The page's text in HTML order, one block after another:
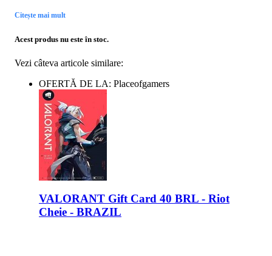
Citește mai mult
Acest produs nu este în stoc.
Vezi câteva articole similare:
OFERTĂ DE LA: Placeofgamers
VALORANT Gift Card 40 BRL - Riot
Cheie - BRAZIL